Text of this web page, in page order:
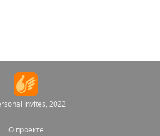
Invites, 2022
О проекте